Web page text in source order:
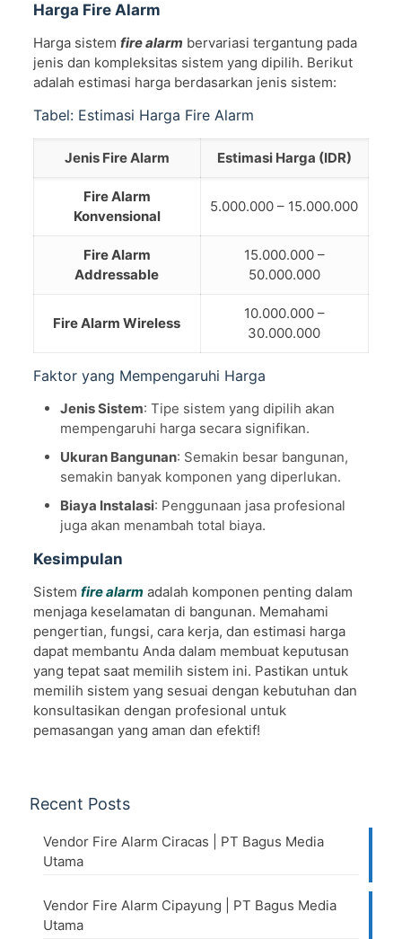
Harga Fire Alarm
Harga sistem fire alarm bervariasi tergantung pada
jenis dan kompleksitas sistem yang dipilih. Berikut
adalah estimasi harga berdasarkan jenis sistem:
Tabel: Estimasi Harga Fire Alarm
Jenis Fire Alarm Estimasi Harga (IDR)
Fire Alarm
Konvensional
5.000.000 – 15.000.000
Fire Alarm
Addressable
15.000.000 –
50.000.000
Fire Alarm Wireless
10.000.000 –
30.000.000
Faktor yang Mempengaruhi Harga
Jenis Sistem: Tipe sistem yang dipilih akan
mempengaruhi harga secara signifikan.
Ukuran Bangunan: Semakin besar bangunan,
semakin banyak komponen yang diperlukan.
Biaya Instalasi: Penggunaan jasa profesional
juga akan menambah total biaya.
Kesimpulan
Sistem fire alarm adalah komponen penting dalam
menjaga keselamatan di bangunan. Memahami
pengertian, fungsi, cara kerja, dan estimasi harga
dapat membantu Anda dalam membuat keputusan
yang tepat saat memilih sistem ini. Pastikan untuk
memilih sistem yang sesuai dengan kebutuhan dan
konsultasikan dengan profesional untuk
pemasangan yang aman dan efektif!
Recent Posts
Vendor Fire Alarm Ciracas | PT Bagus Media
Utama
Vendor Fire Alarm Cipayung | PT Bagus Media
Utama